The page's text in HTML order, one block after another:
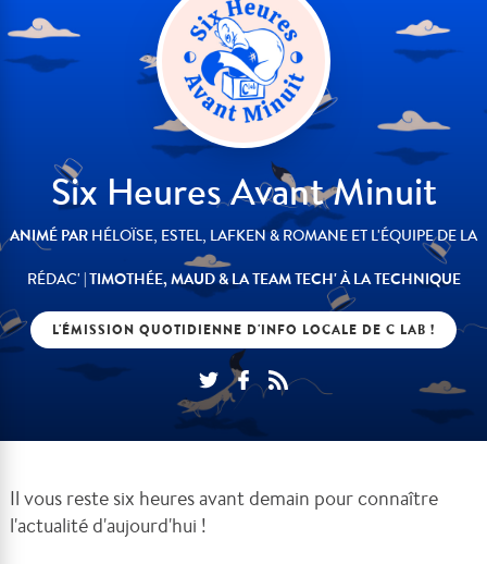
Six Heures Avant Minuit
ANIMÉ PAR HÉLOÏSE, ESTEL, LAFKEN & ROMANE ET L'ÉQUIPE DE LA
RÉDAC' | TIMOTHÉE, MAUD & LA TEAM TECH' À LA TECHNIQUE
L'ÉMISSION QUOTIDIENNE D'INFO LOCALE DE C LAB !
Il vous reste six heures avant demain pour connaître
l'actualité d'aujourd'hui !